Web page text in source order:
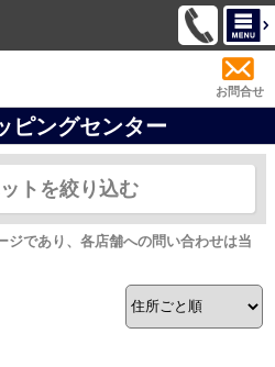
お問合せ
ピングセンター
トを絞り込む
であり、各店舗への問い合わせは当